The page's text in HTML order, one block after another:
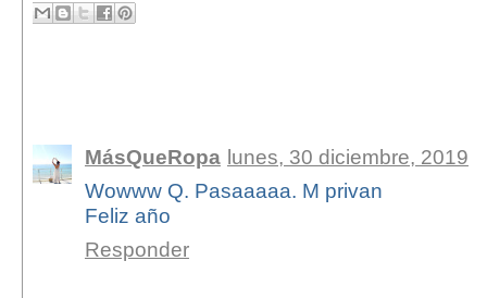
MásQueRopa lunes, 30 diciembre, 2019
Wowww Q. Pasaaaaa. M privan
Feliz año
Responder